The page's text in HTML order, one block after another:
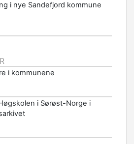
i nye Sandefjord kommune
i kommunene
i Sørøst-Norge i